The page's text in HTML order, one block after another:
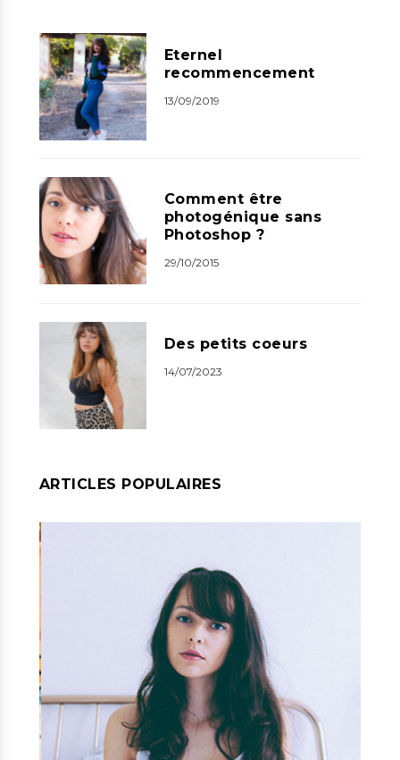
Eternel
recommencement
13/09/2019
Comment être
photogénique sans
Photoshop ?
29/10/2015
Des petits coeurs
14/07/2023
ARTICLES POPULAIRES